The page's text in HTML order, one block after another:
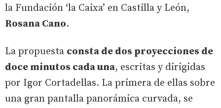
la Fundación ‘la Caixa’ en Castilla y León,
Rosana Cano.
La propuesta consta de dos proyecciones de
doce minutos cada una, escritas y dirigidas
por Igor Cortadellas. La primera de ellas sobre
una gran pantalla panorámica curvada, se